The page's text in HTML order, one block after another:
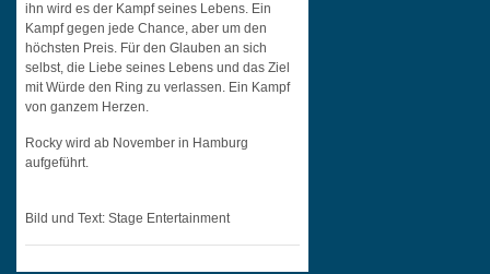
ihn wird es der Kampf seines Lebens. Ein
Kampf gegen jede Chance, aber um den
höchsten Preis. Für den Glauben an sich
selbst, die Liebe seines Lebens und das Ziel
mit Würde den Ring zu verlassen. Ein Kampf
von ganzem Herzen.
Rocky wird ab November in Hamburg
aufgeführt.
Bild und Text: Stage Entertainment